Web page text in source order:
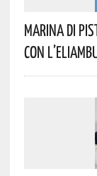
Marina Di
Con